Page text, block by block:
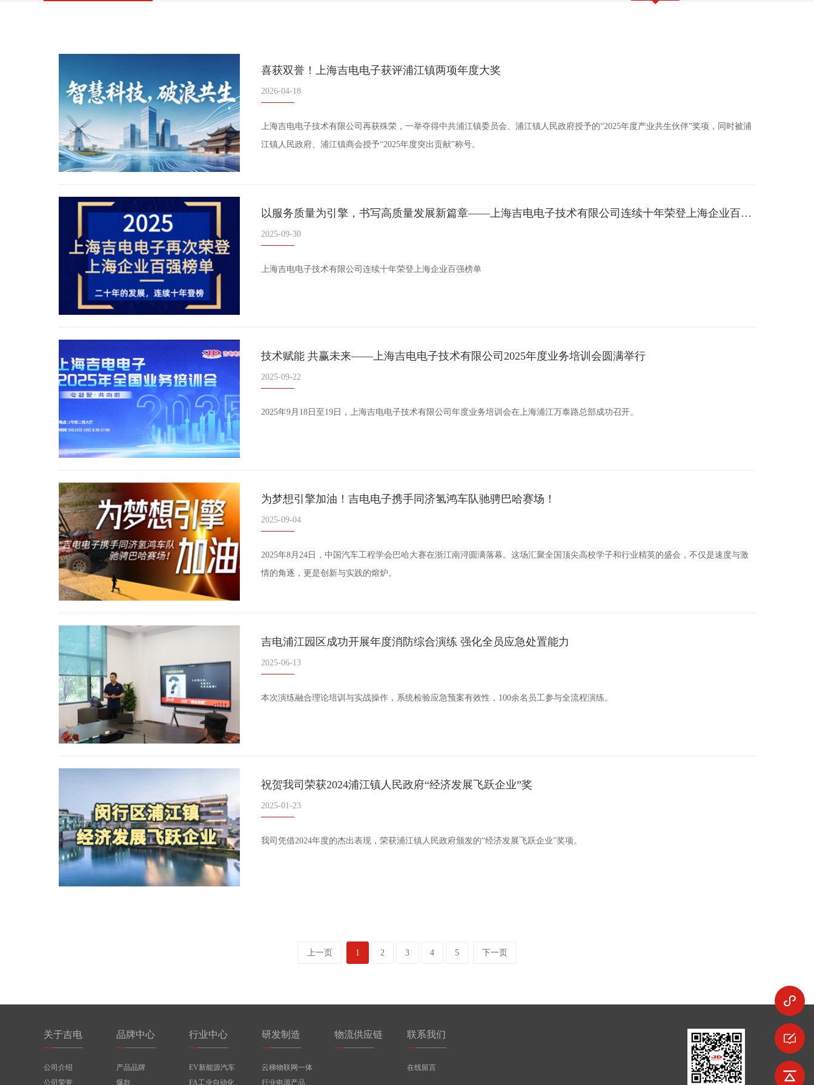
喜获双誉！上海吉电电子获评浦江镇两项年度大奖
2026-04-18
上海吉电电子技术有限公司再获殊荣，一举夺得中共浦江镇委员会、浦江镇人民政府授予的“2025年度产业共生伙伴”奖项，同时被浦
江镇人民政府、浦江镇商会授予“2025年度突出贡献”称号。
以服务质量为引擎，书写高质量发展新篇章——上海吉电电子技术有限公司连续十年荣登上海企业百强榜单
2025-09-30
上海吉电电子技术有限公司连续十年荣登上海企业百强榜单
技术赋能 共赢未来——上海吉电电子技术有限公司2025年度业务培训会圆满举行
2025-09-22
2025年9月18日至19日，上海吉电电子技术有限公司年度业务培训会在上海浦江万泰路总部成功召开。
为梦想引擎加油！吉电电子携手同济氢鸿车队驰骋巴哈赛场！
2025-09-04
2025年8月24日，中国汽车工程学会巴哈大赛在浙江南浔圆满落幕。这场汇聚全国顶尖高校学子和行业精英的盛会，不仅是速度与激
情的角逐，更是创新与实践的熔炉。
吉电浦江园区成功开展年度消防综合演练 强化全员应急处置能力
2025-06-13
本次演练融合理论培训与实战操作，系统检验应急预案有效性，100余名员工参与全流程演练。
祝贺我司荣获2024浦江镇人民政府“经济发展飞跃企业”奖
2025-01-23
我司凭借2024年度的杰出表现，荣获浦江镇人民政府颁发的“经济发展飞跃企业”奖项。
上一页 1 2 3 4 5 下一页
关于吉电
公司介绍
公司荣誉
品牌中心
产品品牌
爆款
行业中心
EV新能源汽车
FA工业自动化
研发制造
云梯物联网一体
行业电源产品
物流供应链 联系我们
在线留言